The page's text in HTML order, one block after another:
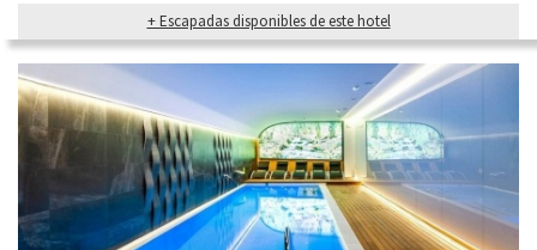
+ Escapadas disponibles de este hotel